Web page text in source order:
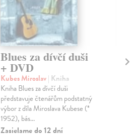
Blues za dívčí duši
+ DVD
Kubes Miroslav| Kniha
Kniha Blues za dívčí duši
představuje čtenářům podstatný
výbor z díla Miroslava Kubese (*
1952), bás...
Zasielame do 12 dní